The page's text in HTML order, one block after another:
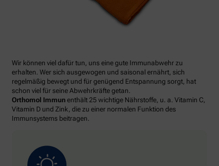
Wir können viel dafür tun, uns eine gute Immunabwehr zu
erhalten. Wer sich ausgewogen und saisonal ernährt, sich
regelmäßig bewegt und für genügend Entspannung sorgt, hat
schon viel für seine Abwehrkräfte getan.
Orthomol Immunenthält 25 wichtige Nährstoffe, u. a. Vitamin C,
Vitamin D und Zink, die zu einer normalen Funktion des
Immunsystems beitragen.